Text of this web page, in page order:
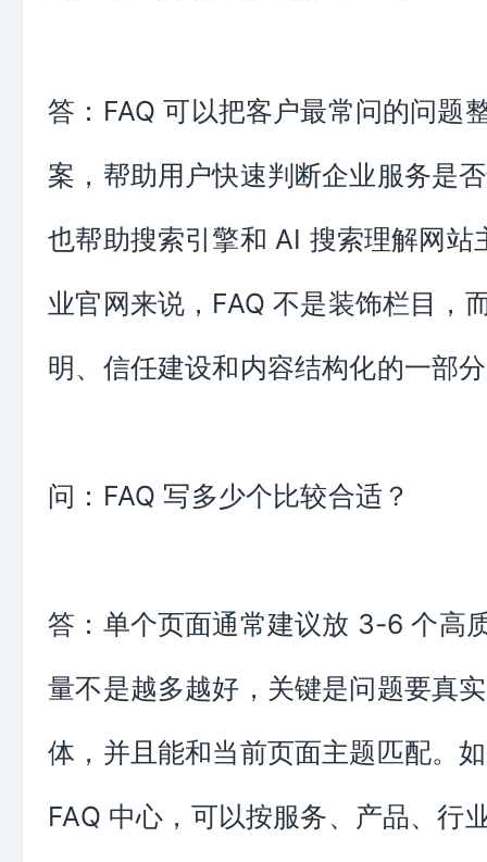
答：FAQ 可以把客户最常问的问题
案，帮助用户快速判断企业服务是
也帮助搜索引擎和 AI 搜索理解网站
业官网来说，FAQ 不是装饰栏目，
明、信任建设和内容结构化的一部
问：FAQ 写多少个比较合适？
答：单个页面通常建议放 3-6 个高
量不是越多越好，关键是问题要真
体，并且能和当前页面主题匹配。
FAQ 中心，可以按服务、产品、行